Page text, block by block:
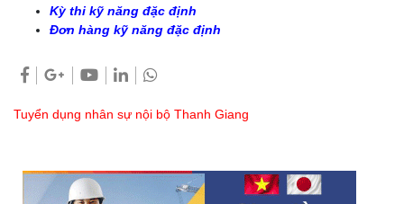
Kỳ thi kỹ năng đặc định
Đơn hàng kỹ năng đặc định
Tuyển dụng nhân sự nội bộ Thanh Giang